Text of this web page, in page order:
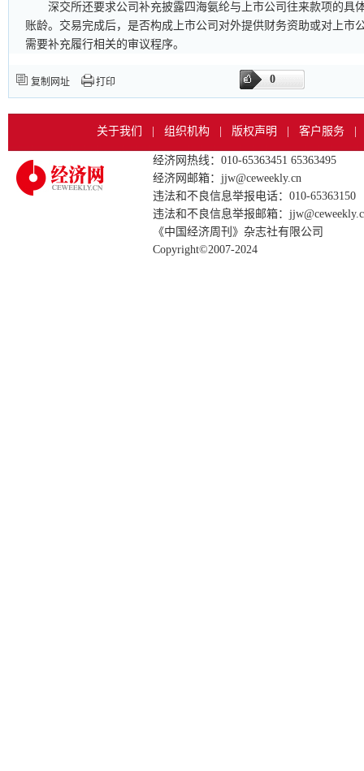
深交所还要求公司补充披露四海氨纶与上市公司往来款项的具
账龄。交易完成后，是否构成上市公司对外提供财务资助或对上市
需要补充履行相关的审议程序。
复制网址 打印 0
关于我们 组织机构 版权声明 客户服务
经济网热线：010-65363451 65363495
经济网邮箱：jjw@ceweekly.cn
违法和不良信息举报电话：010-65363150
违法和不良信息举报邮箱：
《中国经济周刊》杂志社有限公司
Copyright©2007-2024